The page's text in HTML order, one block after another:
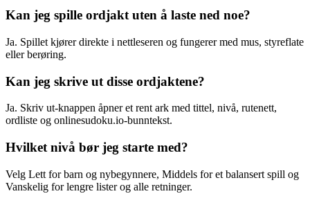
Kan jeg spille ordjakt uten å laste ned noe?
Ja. Spillet kjører direkte i nettleseren og fungerer med mus, styreflate
eller berøring.
Kan jeg skrive ut disse ordjaktene?
Ja. Skriv ut-knappen åpner et rent ark med tittel, nivå, rutenett,
ordliste og onlinesudoku.io-bunntekst.
Hvilket nivå bør jeg starte med?
Velg Lett for barn og nybegynnere, Middels for et balansert spill og
Vanskelig for lengre lister og alle retninger.